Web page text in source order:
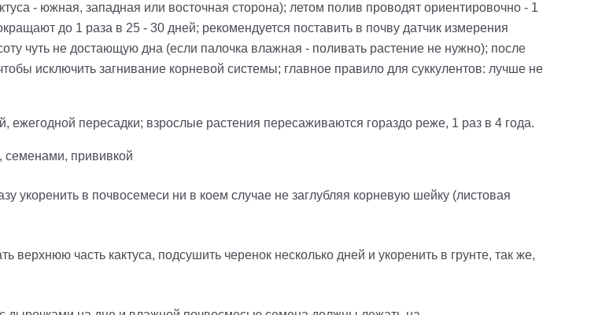
- южная, западная или восточная сторона); летом полив проводят ориентировочно - 1
до 1 раза в 25 - 30 дней; рекомендуется поставить в почву датчик измерения
чуть не достающую дна (если палочка влажная - поливать растение не нужно); после
исключить загнивание корневой системы; главное правило для суккулентов: лучше не
ежегодной пересадки; взрослые растения пересаживаются гораздо реже, 1 раз в 4 года.
семенами, прививкой
укоренить в почвосемеси ни в коем случае не заглубляя корневую шейку (листовая
верхнюю часть кактуса, подсушить черенок несколько дней и укоренить в грунте, так же,